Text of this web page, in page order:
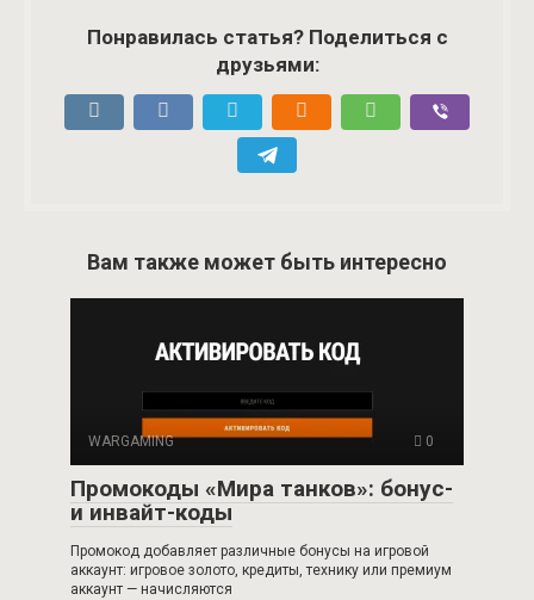
Понравилась статья? Поделиться с
друзьями:
Вам также может быть интересно
WARGAMING 0
Промокоды «Мира танков»: бонус-
и инвайт-коды
Промокод добавляет различные бонусы на игровой
аккаунт: игровое золото, кредиты, технику или премиум
аккаунт — начисляются